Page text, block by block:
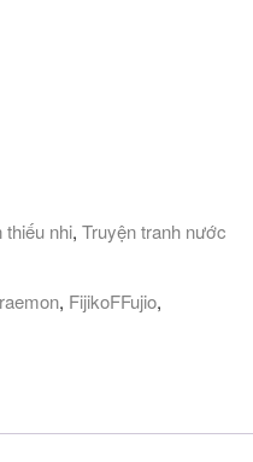
thiếu nhi, Truyện tranh nước
, FijikoFFujio,